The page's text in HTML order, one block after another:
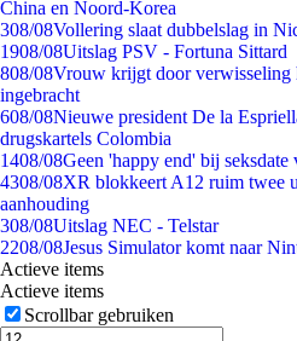
China en Noord-Korea
308/08Vollering slaat dubbelslag in
1908/08Uitslag PSV - Fortuna Sittard
808/08Vrouw krijgt door verwisseling
ingebracht
608/08Nieuwe president De la
drugskartels Colombia
1408/08Geen 'happy end' bij
4308/08XR blokkeert A12 ruim twee
aanhouding
308/08Uitslag NEC - Telstar
2208/08Jesus Simulator komt naar
Actieve items
Actieve items
Scrollbar gebruiken